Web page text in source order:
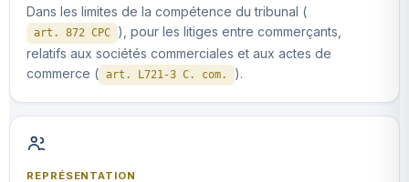
Dans les limites de la compétence du tribunal (
art. 872 CPC
), pour les litiges entre commerçants,
relatifs aux sociétés commerciales et aux actes de
commerce ( art. L721-3 C. com. ).
REPRÉSENTATION